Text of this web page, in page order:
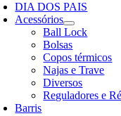
DIA DOS PAIS
Acessórios
Ball Lock
Bolsas
Copos térmicos
Najas e Trave
Diversos
Reguladores e
Barris